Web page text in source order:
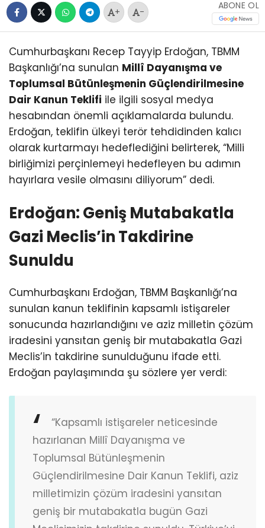
+ -
ABONE OL
Cumhurbaşkanı Recep Tayyip Erdoğan, TBMM
Başkanlığı’na sunulan Millî Dayanışma ve
Toplumsal Bütünleşmenin Güçlendirilmesine
Dair Kanun Teklifi ile ilgili sosyal medya
hesabından önemli açıklamalarda bulundu.
Erdoğan, teklifin ülkeyi terör tehdidinden kalıcı
olarak kurtarmayı hedeflediğini belirterek, “Milli
birliğimizi perçinlemeyi hedefleyen bu adımın
hayırlara vesile olmasını diliyorum” dedi.
Erdoğan: Geniş Mutabakatla
Gazi Meclis’in Takdirine
Sunuldu
Cumhurbaşkanı Erdoğan, TBMM Başkanlığı’na
sunulan kanun teklifinin kapsamlı istişareler
sonucunda hazırlandığını ve aziz milletin çözüm
iradesini yansıtan geniş bir mutabakatla Gazi
Meclis’in takdirine sunulduğunu ifade etti.
Erdoğan paylaşımında şu sözlere yer verdi:
“Kapsamlı istişareler neticesinde
hazırlanan Millî Dayanışma ve
Toplumsal Bütünleşmenin
Güçlendirilmesine Dair Kanun Teklifi, aziz
milletimizin çözüm iradesini yansıtan
geniş bir mutabakatla bugün Gazi